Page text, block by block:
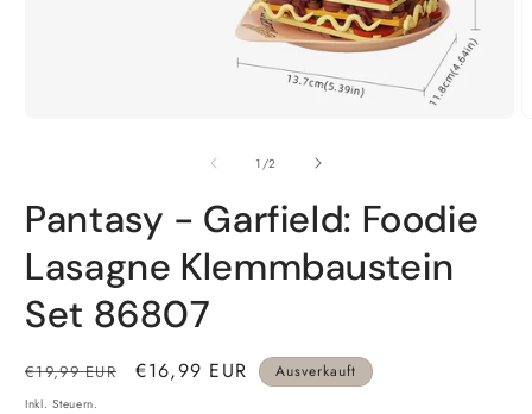
1 /von
2
Pantasy - Garfield: Foodie
Lasagne Klemmbaustein
Set 86807
Normaler
Preis
€19,99 EUR Verkaufspreis
€16,99 EUR Ausverkauft
Inkl. Steuern.